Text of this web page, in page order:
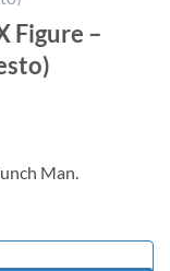
Figure –
Man.